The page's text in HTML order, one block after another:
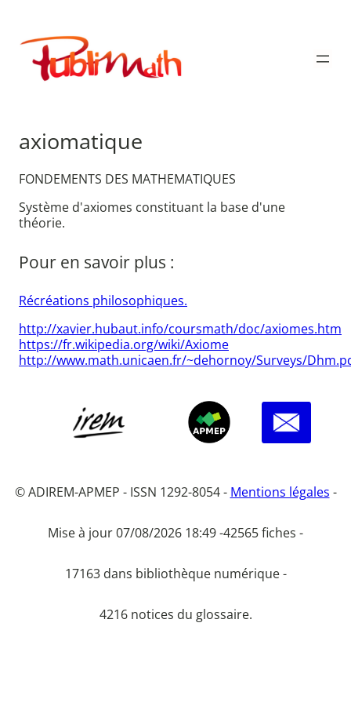
contenu
Publimath
axiomatique
FONDEMENTS DES MATHEMATIQUES
Système d'axiomes constituant la base d'une
théorie.
Pour en savoir plus :
Récréations philosophiques.
http://xavier.hubaut.info/coursmath/doc/axiomes.htm
https://fr.wikipedia.org/wiki/Axiome
http://www.math.unicaen.fr/~dehornoy/Surveys/
© ADIREM-APMEP - ISSN 1292-8054 - Mentions légales -
Mise à jour 07/08/2026 18:49 -42565 fiches -
17163 dans bibliothèque numérique -
4216 notices du glossaire.